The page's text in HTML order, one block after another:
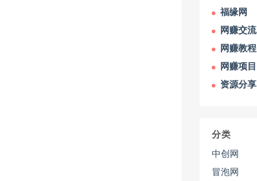
福缘网
网赚交流
网赚教程
网赚项目
资源分享
分类
中创网
冒泡网